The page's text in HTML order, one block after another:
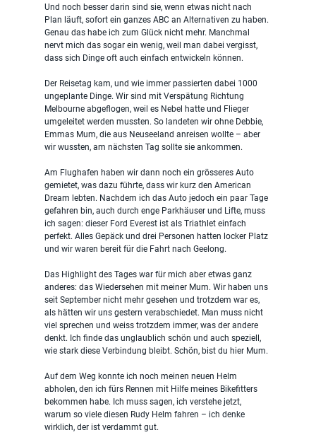
Und noch besser darin sind sie, wenn etwas nicht nach
Plan läuft, sofort ein ganzes ABC an Alternativen zu haben.
Genau das habe ich zum Glück nicht mehr. Manchmal
nervt mich das sogar ein wenig, weil man dabei vergisst,
dass sich Dinge oft auch einfach entwickeln können.
Der Reisetag kam, und wie immer passierten dabei 1000
ungeplante Dinge. Wir sind mit Verspätung Richtung
Melbourne abgeflogen, weil es Nebel hatte und Flieger
umgeleitet werden mussten. So landeten wir ohne Debbie,
Emmas Mum, die aus Neuseeland anreisen wollte – aber
wir wussten, am nächsten Tag sollte sie ankommen.
Am Flughafen haben wir dann noch ein grösseres Auto
gemietet, was dazu führte, dass wir kurz den American
Dream lebten. Nachdem ich das Auto jedoch ein paar Tage
gefahren bin, auch durch enge Parkhäuser und Lifte, muss
ich sagen: dieser Ford Everest ist als Triathlet einfach
perfekt. Alles Gepäck und drei Personen hatten locker Platz
und wir waren bereit für die Fahrt nach Geelong.
Das Highlight des Tages war für mich aber etwas ganz
anderes: das Wiedersehen mit meiner Mum. Wir haben uns
seit September nicht mehr gesehen und trotzdem war es,
als hätten wir uns gestern verabschiedet. Man muss nicht
viel sprechen und weiss trotzdem immer, was der andere
denkt. Ich finde das unglaublich schön und auch speziell,
wie stark diese Verbindung bleibt. Schön, bist du hier Mum.
Auf dem Weg konnte ich noch meinen neuen Helm
abholen, den ich fürs Rennen mit Hilfe meines Bikefitters
bekommen habe. Ich muss sagen, ich verstehe jetzt,
warum so viele diesen Rudy Helm fahren – ich denke
wirklich, der ist verdammt gut.